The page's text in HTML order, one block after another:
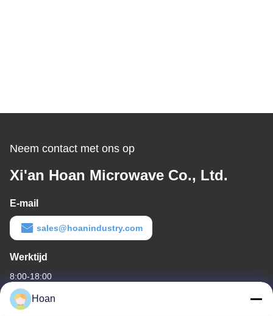
Neem contact met ons op
Xi'an Hoan Microwave Co., Ltd.
E-mail
sales@hoanindustry.com
Werktijd
8:00-18:00
Ons adres
Hoan